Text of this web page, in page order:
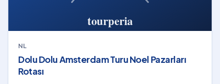
NL
Dolu Dolu Amsterdam Turu Noel Pazarları
Rotası